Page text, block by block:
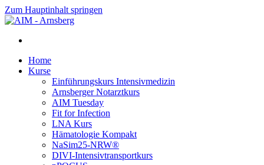
Zum Hauptinhalt springen
Home
Kurse
Einführungskurs Intensivmedizin
Arnsberger Notarztkurs
AIM Tuesday
Fit for Infection
LNA Kurs
Hämatologie Kompakt
NaSim25-NRW®
DIVI-Intensivtransportkurs